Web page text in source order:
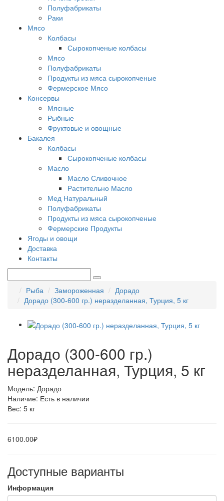
Полуфабрикаты
Раки
Мясо
Колбасы
Сырокопченые колбасы
Мясо
Полуфабрикаты
Продукты из мяса сырокопченые
Фермерское Мясо
Консервы
Мясные
Рыбные
Фруктовые и овощные
Бакалея
Колбасы
Сырокопченые колбасы
Масло
Масло Сливочное
Растительно Масло
Мед Натуральный
Полуфабрикаты
Продукты из мяса сырокопченые
Фермерские Продукты
Ягоды и овощи
Доставка
Контакты
Рыба Замороженная
Дорадо
Дорадо (300-600 гр.) неразделанная, Турция, 5 кг
Дорадо (300-600 гр.)
неразделанная, Турция, 5 кг
Модель: Дорадо
Наличие: Есть в наличии
Вес: 5 кг
6100.00₽
Доступные варианты
Информация